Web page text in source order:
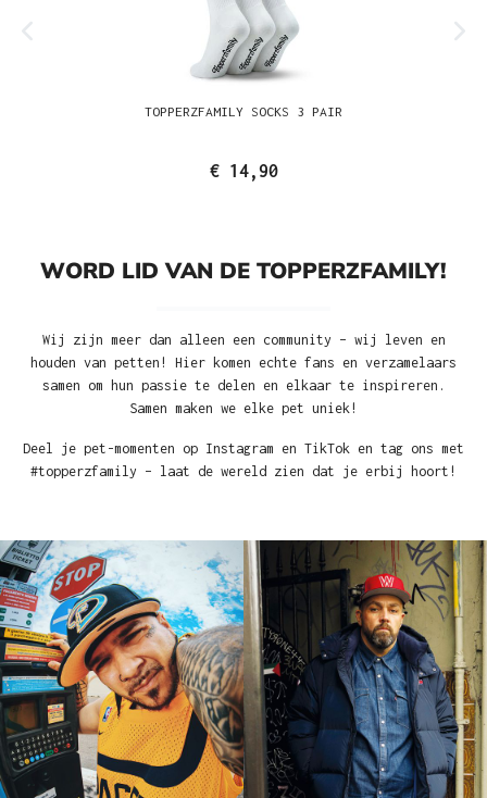
TOPPERZFAMILY SOCKS 3 PAIR
€ 14,90
WORD LID VAN DE TOPPERZFAMILY!
Wij zijn meer dan alleen een community – wij leven en
houden van petten! Hier komen echte fans en verzamelaars
samen om hun passie te delen en elkaar te inspireren.
Samen maken we elke pet uniek!
Deel je pet-momenten op Instagram en TikTok en tag ons met
#topperzfamily – laat de wereld zien dat je erbij hoort!